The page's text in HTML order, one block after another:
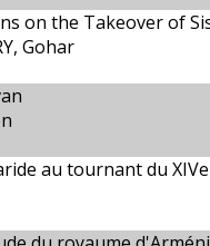
on the Takeover of
Gohar
au tournant du